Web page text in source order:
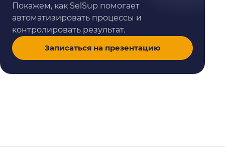
Покажем, как SelSup помогает
автоматизировать процессы и
контролировать результат.
Записаться на презентацию